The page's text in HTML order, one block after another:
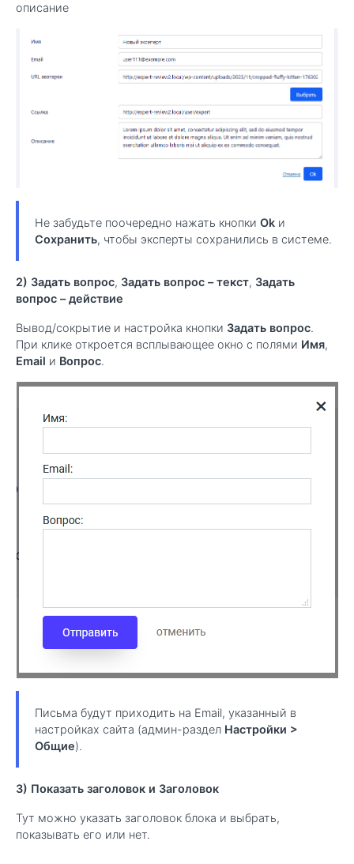
описание
Не забудьте поочередно нажать кнопки Ok и
Сохранить, чтобы эксперты сохранились в системе.
2) Задать вопрос, Задать вопрос – текст, Задать
вопрос – действие
Вывод/сокрытие и настройка кнопки Задать вопрос.
При клике откроется всплывающее окно с полями Имя,
Email и Вопрос.
Письма будут приходить на Email, указанный в
настройках сайта (админ-раздел Настройки >
Общие).
3) Показать заголовок и Заголовок
Тут можно указать заголовок блока и выбрать,
показывать его или нет.